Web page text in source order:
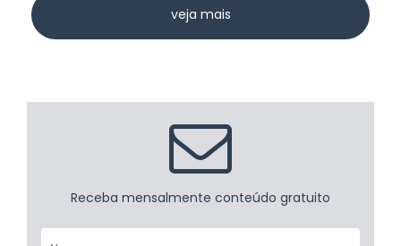
veja mais
Receba mensalmente conteúdo gratuito